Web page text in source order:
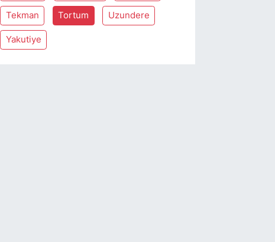
Tekman Tortum Uzundere
Yakutiye